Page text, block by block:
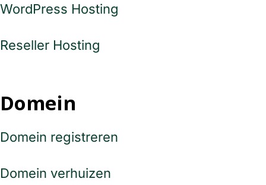
WordPress Hosting
Reseller Hosting
Domein
Domein registreren
Domein verhuizen